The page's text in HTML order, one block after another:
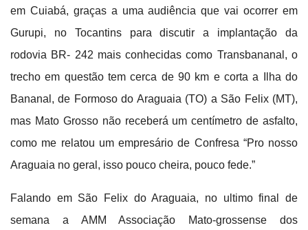
em Cuiabá, graças a uma audiência que vai ocorrer em
Gurupi, no Tocantins para discutir a implantação da
rodovia BR- 242 mais conhecidas como Transbananal, o
trecho em questão tem cerca de 90 km e corta a Ilha do
Bananal, de Formoso do Araguaia (TO) a São Felix (MT),
mas Mato Grosso não receberá um centímetro de asfalto,
como me relatou um empresário de Confresa “Pro nosso
Araguaia no geral, isso pouco cheira, pouco fede.”
Falando em São Felix do Araguaia, no ultimo final de
semana a AMM Associação Mato-grossense dos